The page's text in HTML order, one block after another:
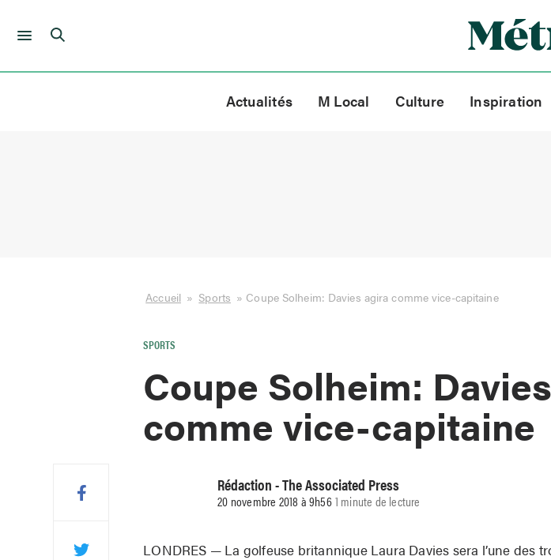
Skip
Actualités M Local Culture Inspiration
Accueil » Sports » Coupe Solheim: Davies agira comme vice-capitaine
SPORTS
Coupe Solheim:
comme vice-capitaine
Rédaction - The Associated Press
20 novembre 2018 à 9h561 minute de lecture
LONDRES — La golfeuse britannique Laura Davies sera l’une des